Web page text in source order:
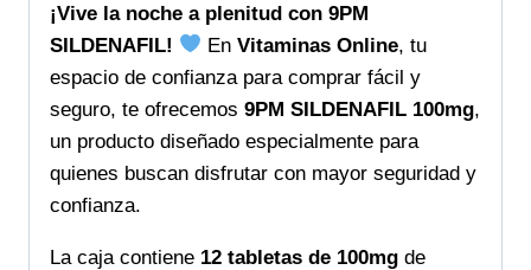
¡Vive la noche a plenitud con 9PM
SILDENAFIL!
EnVitaminas Online, tu
espacio de confianza para comprar fácil y
seguro, te ofrecemos 9PM SILDENAFIL 100mg,
un producto diseñado especialmente para
quienes buscan disfrutar con mayor seguridad y
confianza.
La caja contiene 12 tabletas de 100mg de